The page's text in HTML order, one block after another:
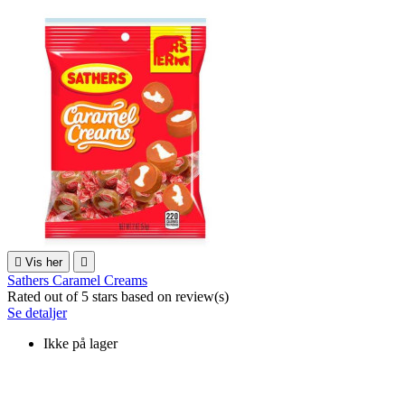
 Vis her 
Sathers Caramel Creams
Rated out of 5 stars based on review(s)
Se detaljer
Ikke på lager